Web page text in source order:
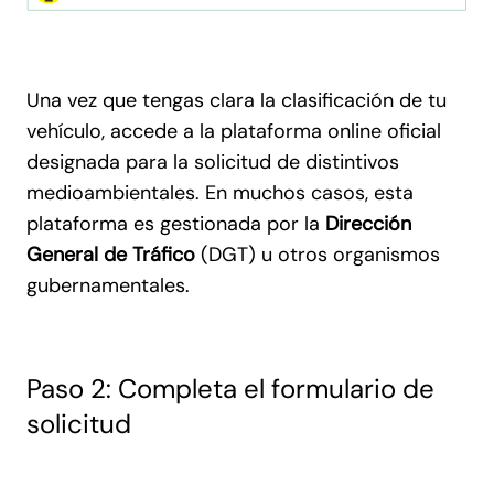
Una vez que tengas clara la clasificación de tu
vehículo, accede a la plataforma online oficial
designada para la solicitud de distintivos
medioambientales. En muchos casos, esta
plataforma es gestionada por la Dirección
General de Tráfico (DGT) u otros organismos
gubernamentales.
Paso 2: Completa el formulario de
solicitud